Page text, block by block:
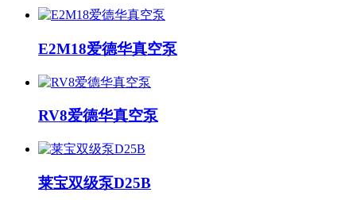
E2M18爱德华真空泵
RV8爱德华真空泵
莱宝双级泵D25B